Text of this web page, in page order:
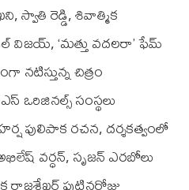
స్వాతి రెడ్డి, శివాత్మిక
‘మత్తు వదలరా’ ఫేమ్‌
నటిస్తున్న చిత్రం
ఒరిజినల్స్‌ సంస్థలు
పులిపాక రచన, దర్శకత్వంలో
వర్ధన్‌, సృజన్‌ ఎరబోలు